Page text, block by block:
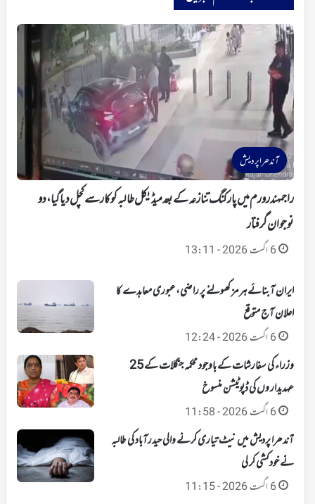
آندھراپردیش
راجمہندرورم میں پارکنگ تنازعہ کے بعد میڈیکل طالبہ کو کار سے کچل دیا گیا، دو
نوجوان گرفتار
6 اگست 2026 - 13:11
ایران آبنائے ہرمز کھولنے پر راضی،عبوری معاہدے کا
اعلان آج متوقع
6 اگست 2026 - 12:24
وزراء کی سفارشات کے باوجود محکمہ جنگلات کے 25
عہدیدار وں کی ڈپوٹیشن منسوخ
6 اگست 2026 - 11:58
آندھرا پردیش میں نیٹ تیاری کرنے والی حیدرآباد کی طالبہ
نے خودکشی کر لی
6 اگست 2026 - 11:15